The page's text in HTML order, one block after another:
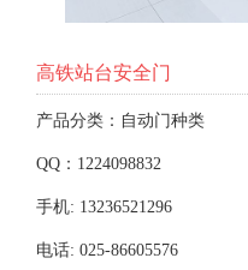
高铁站台安全门
产品分类：自动门种类
QQ：1224098832
手机: 13236521296
电话: 025-86605576